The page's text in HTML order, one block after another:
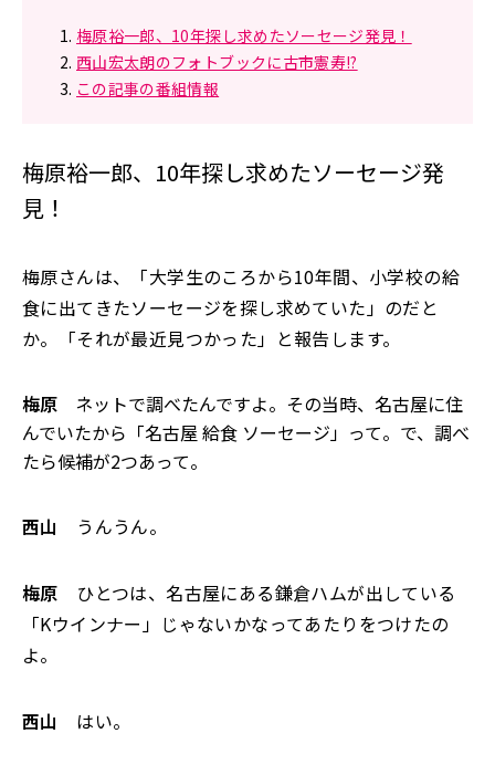
梅原裕一郎、10年探し求めたソーセージ発見！
西山宏太朗のフォトブックに古市憲寿!?
この記事の番組情報
梅原裕一郎、10年探し求めたソーセージ発
見！
梅原さんは、「大学生のころから10年間、小学校の給
食に出てきたソーセージを探し求めていた」のだと
か。「それが最近見つかった」と報告します。
梅原 ネットで調べたんですよ。その当時、名古屋に住
んでいたから「名古屋 給食 ソーセージ」って。で、調べ
たら候補が2つあって。
西山 うんうん。
梅原 ひとつは、名古屋にある鎌倉ハムが出している
「Kウインナー」じゃないかなってあたりをつけたの
よ。
西山 はい。